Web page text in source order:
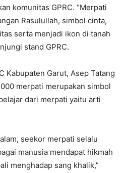
komunitas GPRC. “Merpati
Rasulullah, simbol cinta,
serta menjadi ikon di tanah
stand GPRC.
Kabupaten Garut, Asep Tatang
merpati merupakan simbol
dari merpati yaitu arti
seekor merpati selalu
manusia mendapat hikmah
menghadap sang khalik,”